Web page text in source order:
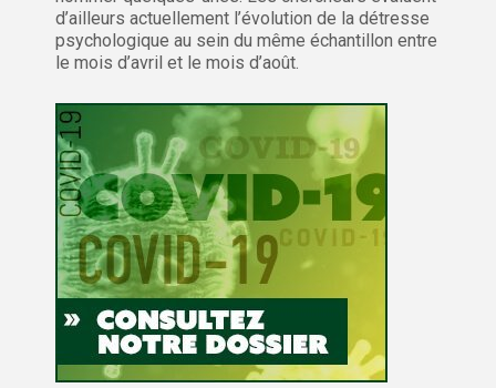
d’ailleurs actuellement l’évolution de la détresse
psychologique au sein du même échantillon entre
le mois d’avril et le mois d’août.